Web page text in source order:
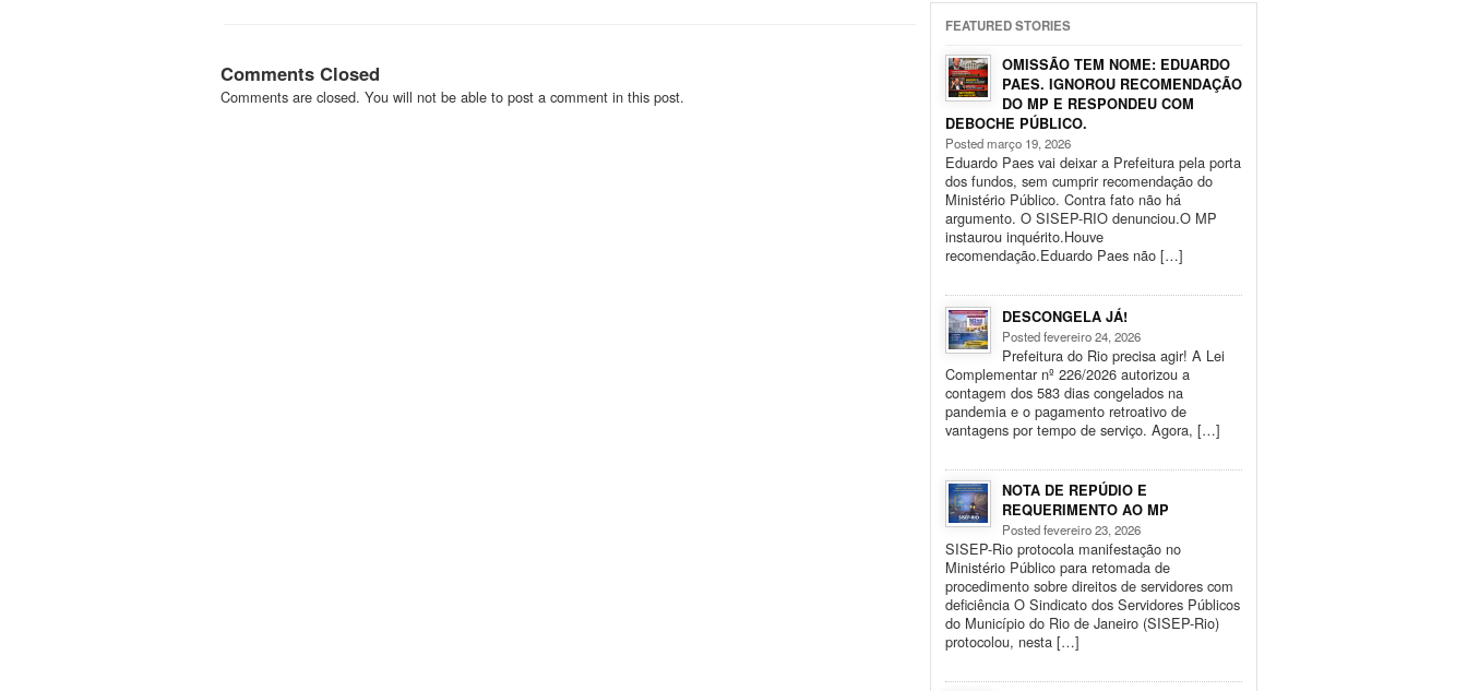
Comments Closed
Comments are closed. You will not be able to post a comment in this post.
FEATURED STORIES
OMISSÃO TEM NOME: EDUARDO
PAES. IGNOROU RECOMENDAÇÃO
DO MP E RESPONDEU COM
DEBOCHE PÚBLICO.
Posted março 19, 2026
Eduardo Paes vai deixar a Prefeitura pela porta
dos fundos, sem cumprir recomendação do
Ministério Público. Contra fato não há
argumento. O SISEP-RIO denunciou.O MP
instaurou inquérito.Houve
recomendação.Eduardo Paes não […]
DESCONGELA JÁ!
Posted fevereiro 24, 2026
Prefeitura do Rio precisa agir! A Lei
Complementar nº 226/2026 autorizou a
contagem dos 583 dias congelados na
pandemia e o pagamento retroativo de
vantagens por tempo de serviço. Agora, […]
NOTA DE REPÚDIO E
REQUERIMENTO AO MP
Posted fevereiro 23, 2026
SISEP-Rio protocola manifestação no
Ministério Público para retomada de
procedimento sobre direitos de servidores com
deficiência O Sindicato dos Servidores Públicos
do Município do Rio de Janeiro (SISEP-Rio)
protocolou, nesta […]